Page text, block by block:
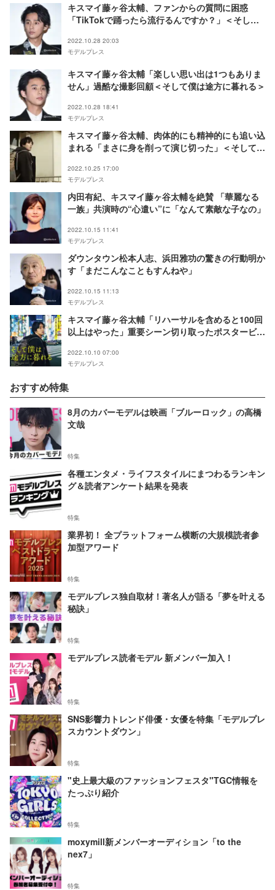
キスマイ藤ヶ谷太輔、ファンからの質問に困惑
「TikTokで踊ったら流行るんですか？」＜そして
2022.10.28 20:03
モデルプレス
キスマイ藤ヶ谷太輔「楽しい思い出は1つもありま
せん」過酷な撮影回顧＜そして僕は途方に暮れる＞
2022.10.28 18:41
モデルプレス
キスマイ藤ヶ谷太輔、肉体的にも精神的にも追い込
まれる「まさに身を削って演じ切った」＜そして僕
2022.10.25 17:00
モデルプレス
内田有紀、キスマイ藤ヶ谷太輔を絶賛 「華麗なる
一族」共演時の“心遣い”に「なんて素敵な子なの」
2022.10.15 11:41
モデルプレス
ダウンタウン松本人志、浜田雅功の驚きの行動明か
す「まだこんなこともすんねや」
2022.10.15 11:13
モデルプレス
キスマイ藤ヶ谷太輔「リハーサルを含めると100回
以上はやった」重要シーン切り取ったポスタービジ
2022.10.10 07:00
モデルプレス
おすすめ特集
8月のカバーモデルは映画「ブルーロック」の高橋
文哉
特集
各種エンタメ・ライフスタイルにまつわるランキン
グ＆読者アンケート結果を発表
特集
業界初！ 全プラットフォーム横断の大規模読者参
加型アワード
特集
モデルプレス独自取材！著名人が語る「夢を叶える
秘訣」
特集
モデルプレス読者モデル 新メンバー加入！
特集
SNS影響力トレンド俳優・女優を特集「モデルプレ
スカウントダウン」
特集
"史上最大級のファッションフェスタ"TGC情報を
たっぷり紹介
特集
moxymill新メンバーオーディション「to the
nex7」
特集